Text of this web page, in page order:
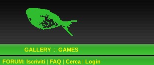
GALLERY ::: GAMES
FORUM: Iscriviti| FAQ | Cerca| Login